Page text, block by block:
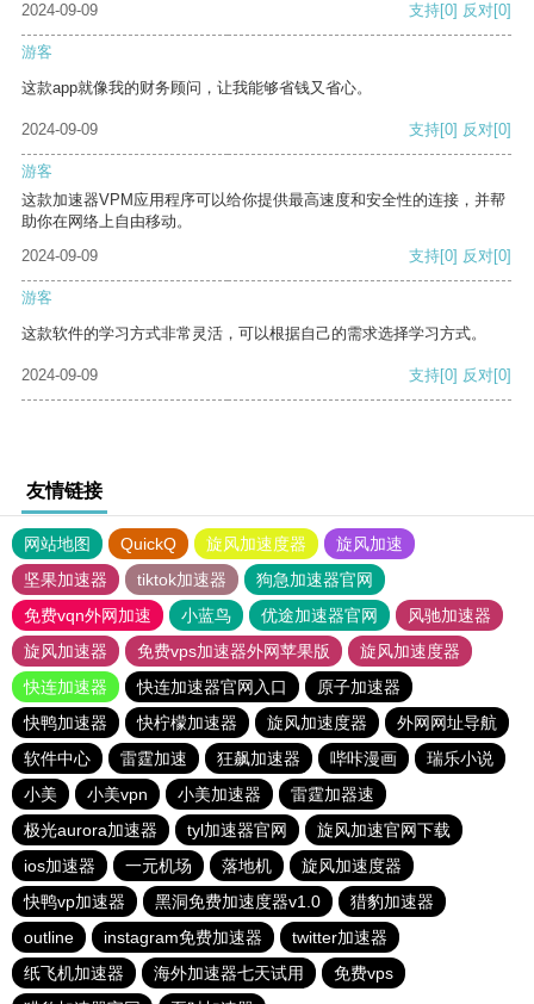
2024-09-09
支持[0] 反对[0]
游客
这款app就像我的财务顾问，让我能够省钱又省心。
2024-09-09 支持[0] 反对[0]
游客
这款加速器VPM应用程序可以给你提供最高速度和安全性的连接，并帮
助你在网络上自由移动。
2024-09-09
支持[0] 反对[0]
游客
这款软件的学习方式非常灵活，可以根据自己的需求选择学习方式。
2024-09-09 支持[0] 反对[0]
友情链接
网站地图 QuickQ 旋风加速度器
旋风加速
坚果加速器
tiktok加速器
狗急加速器官网
免费vqn外网加速
小蓝鸟 优途加速器官网
风驰加速器
旋风加速器
免费vps加速器外网苹果版
旋风加速度器
快连加速器
快连加速器官网入口
原子加速器
快鸭加速器
快柠檬加速器 旋风加速度器
外网网址导航
软件中心
雷霆加速 狂飙加速器 哔咔漫画
瑞乐小说
小美
小美vpn 小美加速器
雷霆加器速
极光aurora加速器
tyl加速器官网
旋风加速官网下载
ios加速器
一元机场 落地机
旋风加速度器
快鸭vp加速器
黑洞免费加速度器v1.0
猎豹加速器
outline
instagram免费加速器
twitter加速器
纸飞机加速器
海外加速器七天试用
免费vps